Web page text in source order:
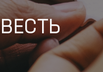
ВЕСТЬ